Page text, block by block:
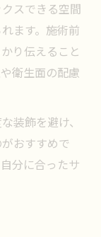
スできる空間
ます。施術前
り伝えること
衛生面の配慮
装飾を避け、
おすすめで
分に合ったサ